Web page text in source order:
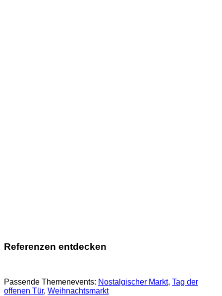
Referenzen entdecken
Passende Themenevents: Nostalgischer Markt, Tag der
offenen Tür, Weihnachtsmarkt